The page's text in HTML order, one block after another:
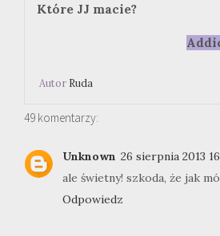
Które JJ macie?
Autor Ruda
49 komentarzy:
Unknown 26 sierpnia 2013
ale świetny! szkoda, że jak
Odpowiedz